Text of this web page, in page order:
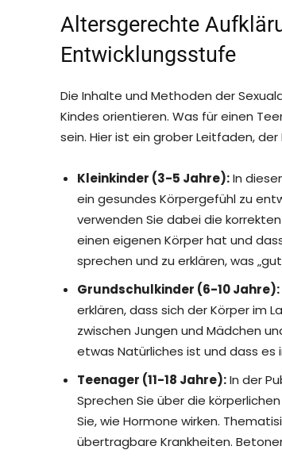
Altersgerechte
Entwicklungsstufe
Die Inhalte und Methoden der
Kindes orientieren. Was für einen
sein. Hier ist ein grober Leitfaden,
Kleinkinder (3-5 Jahre):In
ein gesundes Körpergefühl zu
verwenden Sie dabei die
einen eigenen Körper hat und
sprechen und zu erklären, was
Grundschulkinder (6-10 Jahre):
erklären, dass sich der Körper im
zwischen Jungen und Mädchen
etwas Natürliches ist und dass es
Teenager (11-18 Jahre):In der
Sprechen Sie über die
Sie, wie Hormone wirken.
übertragbare Krankheiten.